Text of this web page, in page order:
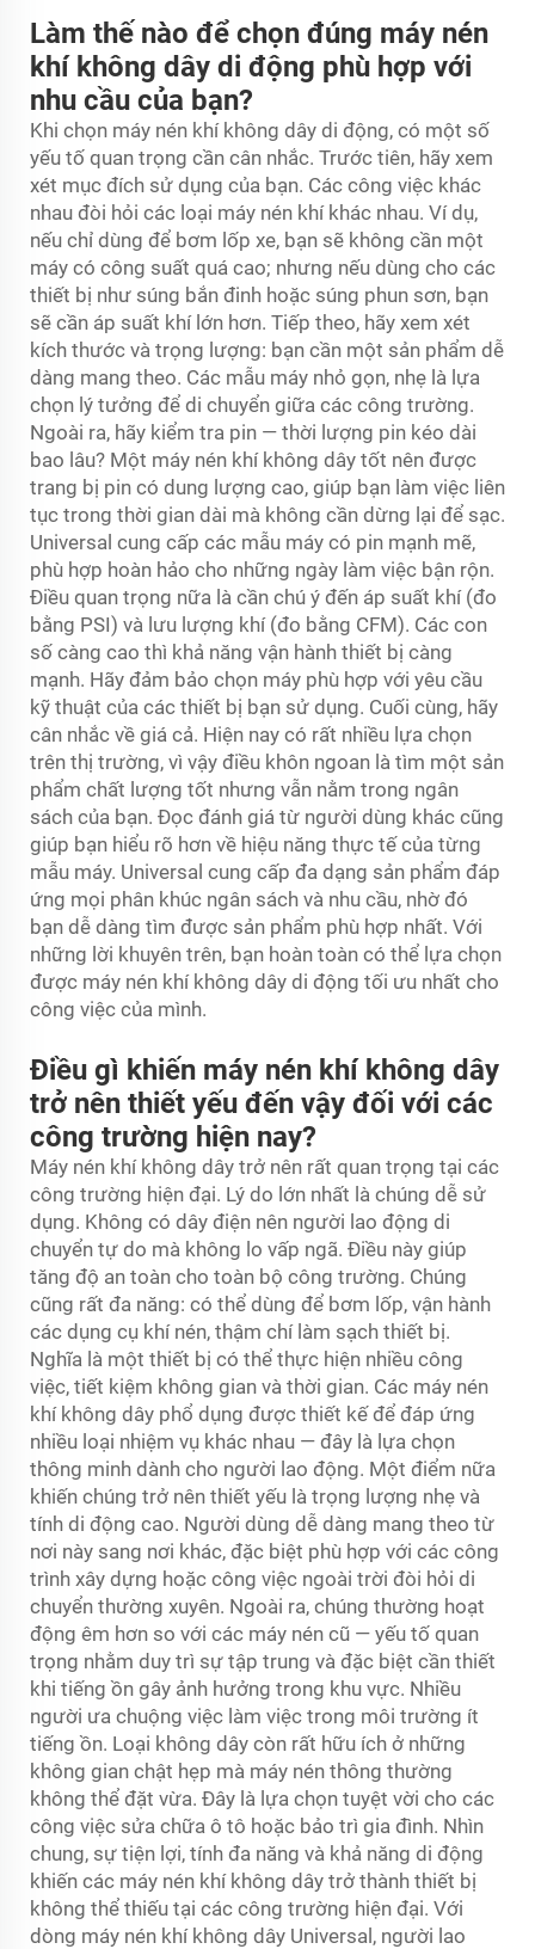
Làm thế nào để chọn đúng máy nén
khí không dây di động phù hợp với
nhu cầu của bạn?
Khi chọn máy nén khí không dây di động, có một số
yếu tố quan trọng cần cân nhắc. Trước tiên, hãy xem
xét mục đích sử dụng của bạn. Các công việc khác
nhau đòi hỏi các loại máy nén khí khác nhau. Ví dụ,
nếu chỉ dùng để bơm lốp xe, bạn sẽ không cần một
máy có công suất quá cao; nhưng nếu dùng cho các
thiết bị như súng bắn đinh hoặc súng phun sơn, bạn
sẽ cần áp suất khí lớn hơn. Tiếp theo, hãy xem xét
kích thước và trọng lượng: bạn cần một sản phẩm dễ
dàng mang theo. Các mẫu máy nhỏ gọn, nhẹ là lựa
chọn lý tưởng để di chuyển giữa các công trường.
Ngoài ra, hãy kiểm tra pin — thời lượng pin kéo dài
bao lâu? Một máy nén khí không dây tốt nên được
trang bị pin có dung lượng cao, giúp bạn làm việc liên
tục trong thời gian dài mà không cần dừng lại để sạc.
Universal cung cấp các mẫu máy có pin mạnh mẽ,
phù hợp hoàn hảo cho những ngày làm việc bận rộn.
Điều quan trọng nữa là cần chú ý đến áp suất khí (đo
bằng PSI) và lưu lượng khí (đo bằng CFM). Các con
số càng cao thì khả năng vận hành thiết bị càng
mạnh. Hãy đảm bảo chọn máy phù hợp với yêu cầu
kỹ thuật của các thiết bị bạn sử dụng. Cuối cùng, hãy
cân nhắc về giá cả. Hiện nay có rất nhiều lựa chọn
trên thị trường, vì vậy điều khôn ngoan là tìm một sản
phẩm chất lượng tốt nhưng vẫn nằm trong ngân
sách của bạn. Đọc đánh giá từ người dùng khác cũng
giúp bạn hiểu rõ hơn về hiệu năng thực tế của từng
mẫu máy. Universal cung cấp đa dạng sản phẩm đáp
ứng mọi phân khúc ngân sách và nhu cầu, nhờ đó
bạn dễ dàng tìm được sản phẩm phù hợp nhất. Với
những lời khuyên trên, bạn hoàn toàn có thể lựa chọn
được máy nén khí không dây di động tối ưu nhất cho
công việc của mình.
Điều gì khiến máy nén khí không dây
trở nên thiết yếu đến vậy đối với các
công trường hiện nay?
Máy nén khí không dây trở nên rất quan trọng tại các
công trường hiện đại. Lý do lớn nhất là chúng dễ sử
dụng. Không có dây điện nên người lao động di
chuyển tự do mà không lo vấp ngã. Điều này giúp
tăng độ an toàn cho toàn bộ công trường. Chúng
cũng rất đa năng: có thể dùng để bơm lốp, vận hành
các dụng cụ khí nén, thậm chí làm sạch thiết bị.
Nghĩa là một thiết bị có thể thực hiện nhiều công
việc, tiết kiệm không gian và thời gian. Các máy nén
khí không dây phổ dụng được thiết kế để đáp ứng
nhiều loại nhiệm vụ khác nhau — đây là lựa chọn
thông minh dành cho người lao động. Một điểm nữa
khiến chúng trở nên thiết yếu là trọng lượng nhẹ và
tính di động cao. Người dùng dễ dàng mang theo từ
nơi này sang nơi khác, đặc biệt phù hợp với các công
trình xây dựng hoặc công việc ngoài trời đòi hỏi di
chuyển thường xuyên. Ngoài ra, chúng thường hoạt
động êm hơn so với các máy nén cũ — yếu tố quan
trọng nhằm duy trì sự tập trung và đặc biệt cần thiết
khi tiếng ồn gây ảnh hưởng trong khu vực. Nhiều
người ưa chuộng việc làm việc trong môi trường ít
tiếng ồn. Loại không dây còn rất hữu ích ở những
không gian chật hẹp mà máy nén thông thường
không thể đặt vừa. Đây là lựa chọn tuyệt vời cho các
công việc sửa chữa ô tô hoặc bảo trì gia đình. Nhìn
chung, sự tiện lợi, tính đa năng và khả năng di động
khiến các máy nén khí không dây trở thành thiết bị
không thể thiếu tại các công trường hiện đại. Với
dòng máy nén khí không dây Universal, người lao